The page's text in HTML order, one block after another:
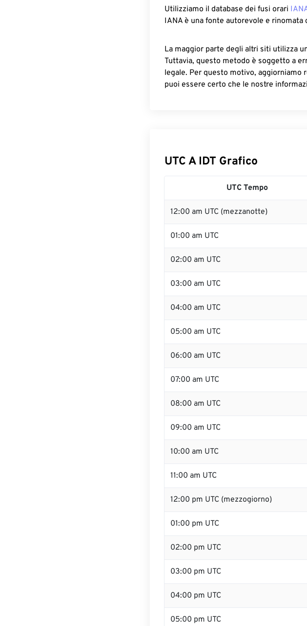
Utilizziamo il database dei fusi orari
IANA è una fonte autorevole e
La maggior parte degli altri siti utilizza
Tuttavia, questo metodo è soggetto a
legale. Per questo motivo, aggiorniamo
puoi essere certo che le nostre
UTC A IDT Grafico
UTC Tempo
12:00 am UTC (mezzanotte)
01:00 am UTC
02:00 am UTC
03:00 am UTC
04:00 am UTC
05:00 am UTC
06:00 am UTC
07:00 am UTC
08:00 am UTC
09:00 am UTC
10:00 am UTC
11:00 am UTC
12:00 pm UTC (mezzogiorno)
01:00 pm UTC
02:00 pm UTC
03:00 pm UTC
04:00 pm UTC
05:00 pm UTC